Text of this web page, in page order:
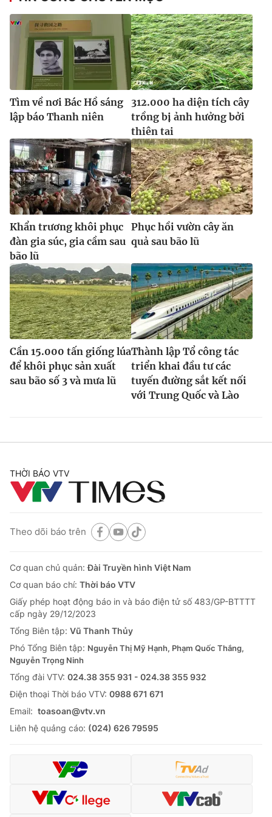
Tìm về nơi Bác Hồ sáng
lập báo Thanh niên
312.000 ha diện tích cây
trồng bị ảnh hưởng bởi
thiên tai
Khẩn trương khôi phục
đàn gia súc, gia cầm sau
bão lũ
Phục hồi vườn cây ăn
quả sau bão lũ
Cần 15.000 tấn giống lúa
để khôi phục sản xuất
sau bão số 3 và mưa lũ
Thành lập Tổ công tác
triển khai đầu tư các
tuyến đường sắt kết nối
với Trung Quốc và Lào
THỜI BÁO VTV
Theo dõi báo trên
Cơ quan chủ quản:Đài Truyền hình Việt Nam
Cơ quan báo chí: Thời báo VTV
Giấy phép hoạt động báo in và báo điện tử số 483/GP-BTTTT
cấp ngày 29/12/2023
Tổng Biên tập: Vũ Thanh Thủy
Phó Tổng Biên tập: Nguyễn Thị Mỹ Hạnh, Phạm Quốc Thắng,
Nguyễn Trọng Ninh
Tổng đài VTV: 024.38 355 931 - 024.38 355 932
Ðiện thoại Thời báo VTV: 0988 671 671
Email: toasoan@vtv.vn
Liên hệ quảng cáo: (024) 626 79595